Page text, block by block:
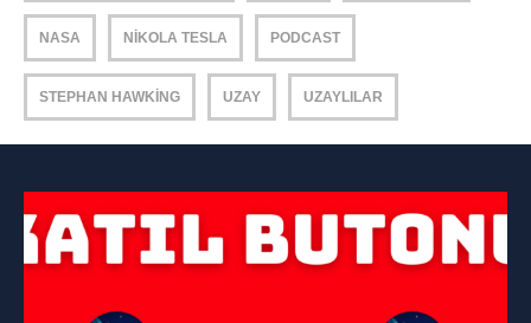
NASA NIKOLA TESLA PODCAST
STEPHAN HAWKING UZAY UZAYLILAR